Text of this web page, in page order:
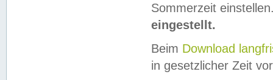
Sommerzeit
eingestellt.
Beim Download
in gesetzlicher Zeit